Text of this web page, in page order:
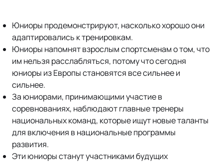
Юниоры продемонстрируют, насколько хорошо они
адаптировались к тренировкам.
Юниоры напомнят взрослым спортсменам о том, что
им нельзя расслабляться, потому что сегодня
юниоры из Европы становятся все сильнее и
сильнее.
За юниорами, принимающими участие в
соревнованиях, наблюдают главные тренеры
национальных команд, которые ищут новые таланты
для включения в национальные программы
развития.
Эти юниоры станут участниками будущих